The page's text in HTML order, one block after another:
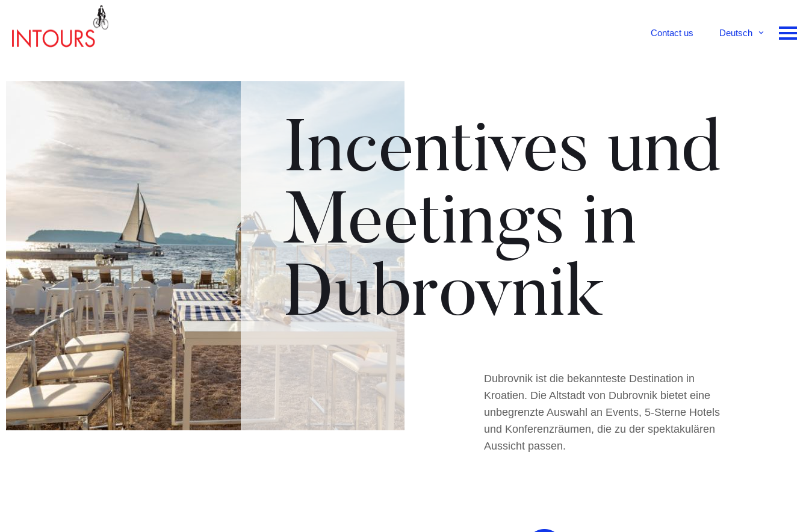
Contact us
Deutsch
Incentives und
Meetings in
Dubrovnik
Dubrovnik ist die bekannteste Destination in
Kroatien. Die Altstadt von Dubrovnik bietet eine
unbegrenzte Auswahl an Events, 5-Sterne Hotels
und Konferenzräumen, die zu der spektakulären
Aussicht passen.